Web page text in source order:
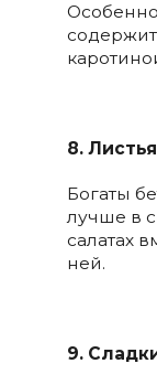
8.
Богаты
лучше в
салатах
ней.
9.